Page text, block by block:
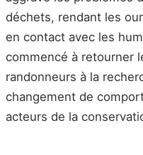
déchets, rendant les
en contact avec les
commencé à retourner
randonneurs à la
changement de
acteurs de la